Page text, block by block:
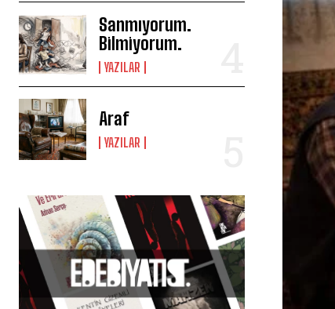
Sanmıyorum.
Bilmiyorum.
YAZILAR
Araf
YAZILAR